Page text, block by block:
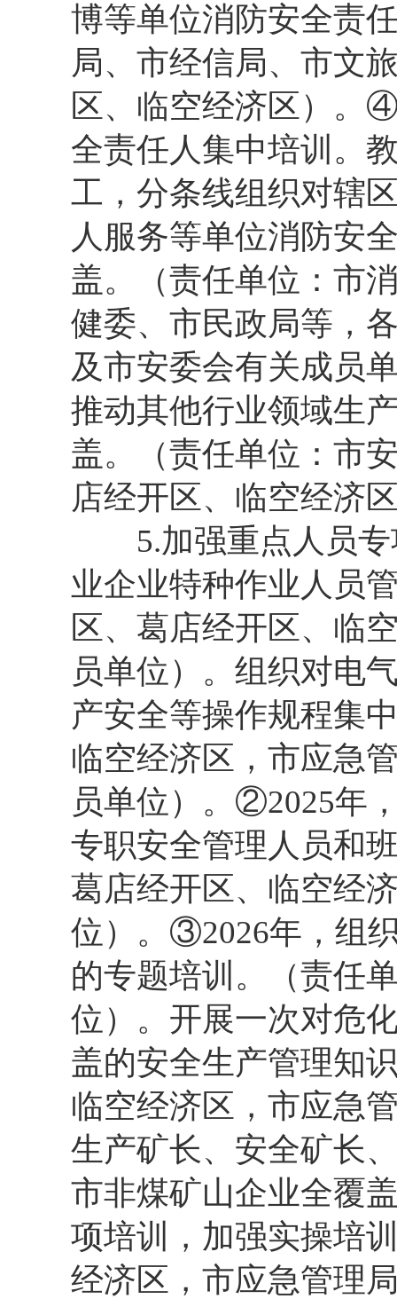
博等单位消防安全责
局、市经信局、市文
区、临空经济区）。
全责任人集中培训。
工，分条线组织对辖
人服务等单位消防安
盖。（责任单位：市
健委、市民政局等，
及市安委会有关成员
推动其他行业领域生
盖。（责任单位：市
店经开区、临空经济
5.加强重点人员专
业企业特种作业人员
区、葛店经开区、临
员单位）。组织对电
产安全等操作规程集
临空经济区，市应急
员单位）。②2025年
专职安全管理人员和
葛店经开区、临空经
位）。③2026年，组
的专题培训。（责任
位）。开展一次对危
盖的安全生产管理知
临空经济区，市应急
生产矿长、安全矿长
市非煤矿山企业全覆
项培训，加强实操培
经济区，市应急管理